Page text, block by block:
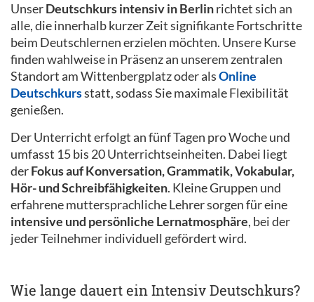
UnserDeutschkurs intensiv in Berlinrichtet sich an
alle, die innerhalb kurzer Zeit signifikante Fortschritte
beim Deutschlernen erzielen möchten. Unsere Kurse
finden wahlweise in Präsenz an unserem zentralen
Standort am Wittenbergplatz oder alsOnline
Deutschkursstatt, sodass Sie maximale Flexibilität
genießen.
Der Unterricht erfolgt an fünf Tagen pro Woche und
umfasst 15 bis 20 Unterrichtseinheiten. Dabei liegt
derFokus auf Konversation, Grammatik, Vokabular,
Hör- und Schreibfähigkeiten. Kleine Gruppen und
erfahrene muttersprachliche Lehrer sorgen für eine
intensive und persönliche Lernatmosphäre, bei der
jeder Teilnehmer individuell gefördert wird.
Wie lange dauert ein Intensiv Deutschkurs?